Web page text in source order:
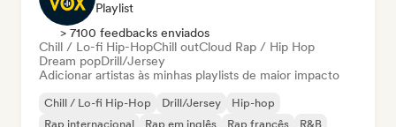
Playlist
> 7100 feedbacks enviados
Chill / Lo-fi Hip-HopChill outCloud Rap / Hip Hop
Dream popDrill/Jersey
Adicionar artistas às minhas playlists de maior impacto
Chill / Lo-fi Hip-Hop Drill/Jersey
Hip-hop
Rap internacional
Rap em inglês Rap francês
R&B